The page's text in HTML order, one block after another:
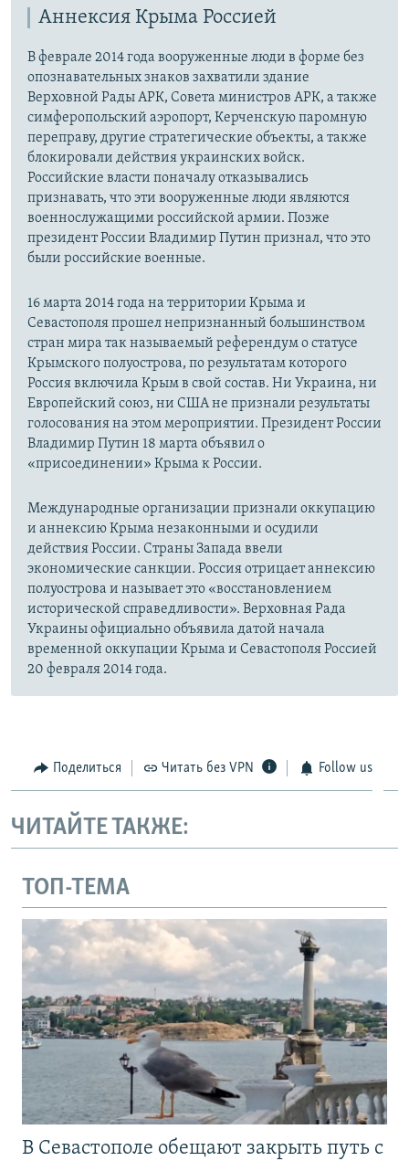
Аннексия Крыма Россией
В феврале 2014 года вооруженные люди в форме без
опознавательных знаков захватили здание
Верховной Рады АРК, Совета министров АРК, а также
симферопольский аэропорт, Керченскую паромную
переправу, другие стратегические объекты, а также
блокировали действия украинских войск.
Российские власти поначалу отказывались
признавать, что эти вооруженные люди являются
военнослужащими российской армии. Позже
президент России Владимир Путин признал, что это
были российские военные.
16 марта 2014 года на территории Крыма и
Севастополя прошел непризнанный большинством
стран мира так называемый референдум о статусе
Крымского полуострова, по результатам которого
Россия включила Крым в свой состав. Ни Украина, ни
Европейский союз, ни США не признали результаты
голосования на этом мероприятии. Президент России
Владимир Путин 18 марта объявил о
«присоединении» Крыма к России.
Международные организации признали оккупацию
и аннексию Крыма незаконными и осудили
действия России. Страны Запада ввели
экономические санкции. Россия отрицает аннексию
полуострова и называет это «восстановлением
исторической справедливости». Верховная Рада
Украины официально объявила датой начала
временной оккупации Крыма и Севастополя Россией
20 февраля 2014 года.
Поделиться Читать без VPN Follow us
ЧИТАЙТЕ ТАКЖЕ:
ТОП-ТЕМА
В Севастополе обещают закрыть путь с